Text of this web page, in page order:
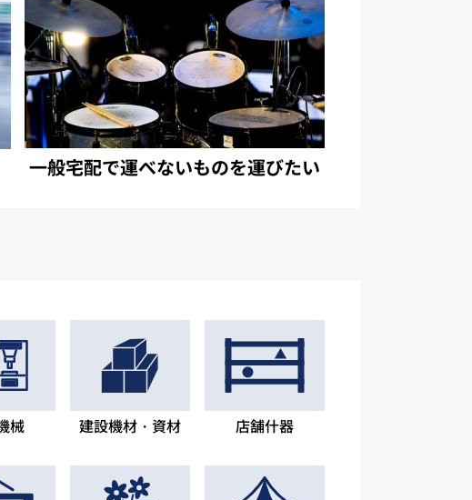
一般宅配で運べないものを運びたい
械 建設機材・資材 店舗什器